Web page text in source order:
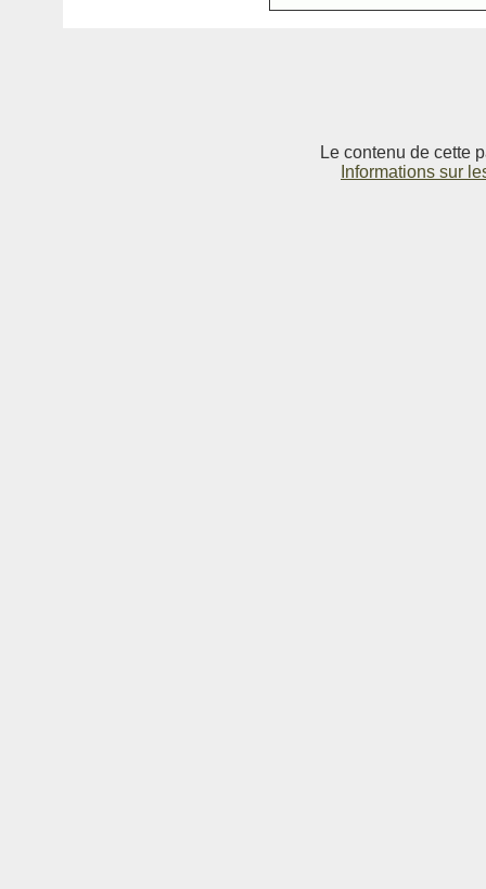
Le contenu de cette
Informations sur